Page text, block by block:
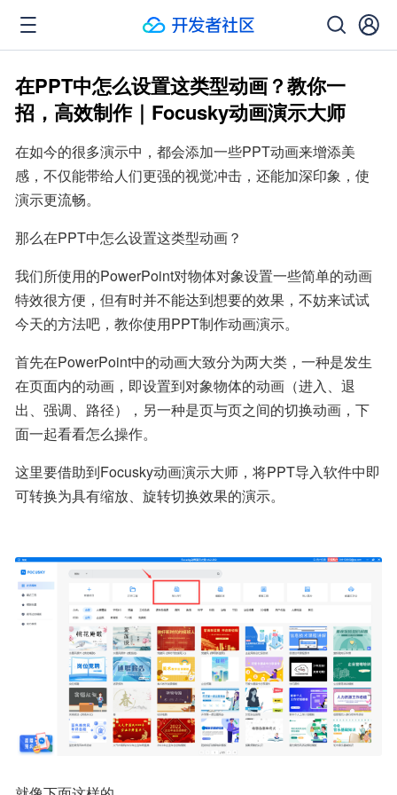
在PPT中怎么设置这类型动画？教你一
招，高效制作｜Focusky动画演示大师
在如今的很多演示中，都会添加一些PPT动画来增添美
感，不仅能带给人们更强的视觉冲击，还能加深印象，使
演示更流畅。
那么在PPT中怎么设置这类型动画？
我们所使用的PowerPoint对物体对象设置一些简单的动画
特效很方便，但有时并不能达到想要的效果，不妨来试试
今天的方法吧，教你使用PPT制作动画演示。
首先在PowerPoint中的动画大致分为两大类，一种是发生
在页面内的动画，即设置到对象物体的动画（进入、退
出、强调、路径），另一种是页与页之间的切换动画，下
面一起看看怎么操作。
这里要借助到Focusky动画演示大师，将PPT导入软件中即
可转换为具有缩放、旋转切换效果的演示。